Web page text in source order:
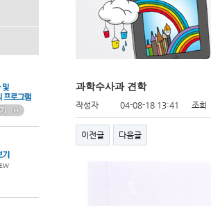
과학수사과 견학
작성자 04-08-18 13:41 조회
이전글 다음글